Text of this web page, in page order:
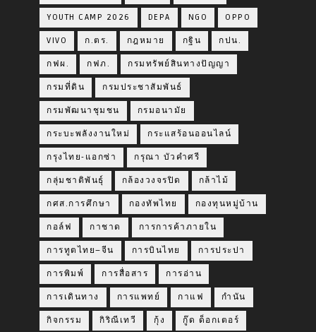
YOUTH CAMP 2026 DEPA NGO OPPO
VIVO ก.ตร. กฎหมาย กฐิน กปน.
กฟผ. กฟภ. กรมทรัพย์สินทางปัญญา
กรมที่ดิน กรมประชาสัมพันธ์
กรมพัฒนาชุมชน กรมอนามัย
กระบะพลังงานใหม่ กระแสร้อนออนไลน์
กรุงไทย-แอกซ่า กรุณา บัวคำศรี
กลุ่มชาติพันธุ์ กล้องวงจรปิด กล้าไม้
กศส.การศึกษา กองทัพไทย กองทุนหมู่บ้าน
กอล์ฟ กาชาด การการค้าภายใน
การทูตไทย–จีน การบินไทย การประปา
การพิมพ์ การสื่อสาร การอ่าน
การเดินทาง การแพทย์ กาแฟ กำนัน
กิจกรรม กิริณีเทวี กุ้ง กู๊ด ด็อกเตอร์